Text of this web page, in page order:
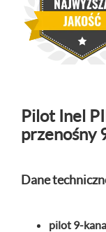
Pilot Inel
przenośny
Dane
pilot 9-